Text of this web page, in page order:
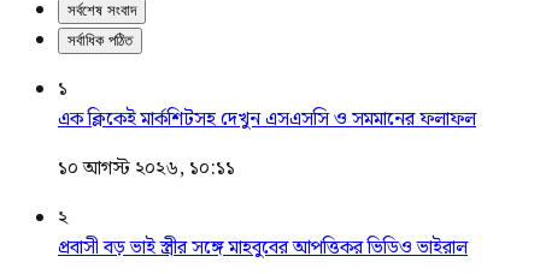
সর্বশেষ সংবাদ
সর্বাধিক পঠিত
১
এক ক্লিকেই মার্কশিটসহ দেখুন এসএসসি ও সমমানের ফলাফল
১০ আগস্ট ২০২৬, ১০:১১
২
প্রবাসী বড় ভাই স্ত্রীর সঙ্গে মাহবুবের আপত্তিকর ভিডিও ভাইরাল ​